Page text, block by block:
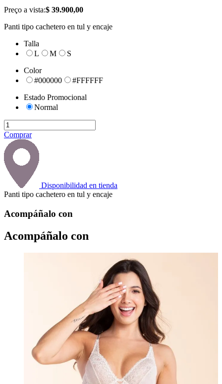
Preço a vista:$ 39.900,00
Panti tipo cachetero en tul y encaje
Talla
L
M
S
Color
#000000
#FFFFFF
Estado Promocional
Normal
Comprar
Disponibilidad en tienda
Panti tipo cachetero en tul y encaje
Acompáñalo con
Acompáñalo con